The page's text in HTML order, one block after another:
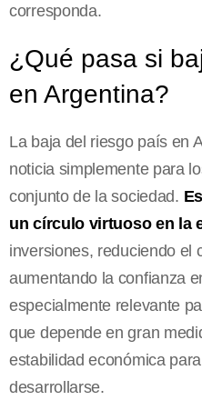
corresponda.
¿Qué pasa si
en Argentina?
La baja del riesgo país en
noticia simplemente para
conjunto de la sociedad.
un círculo virtuoso en la
inversiones, reduciendo el
aumentando la confianza
especialmente relevante
que depende en gran
estabilidad económica
desarrollarse.